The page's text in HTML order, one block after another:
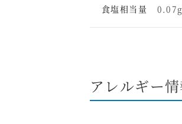
食塩相当量 0.07g
アレルギー